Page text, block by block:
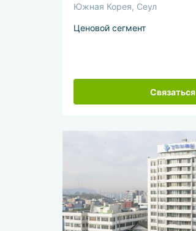
Южная Корея, Сеул
Ценовой сегмент
Связаться